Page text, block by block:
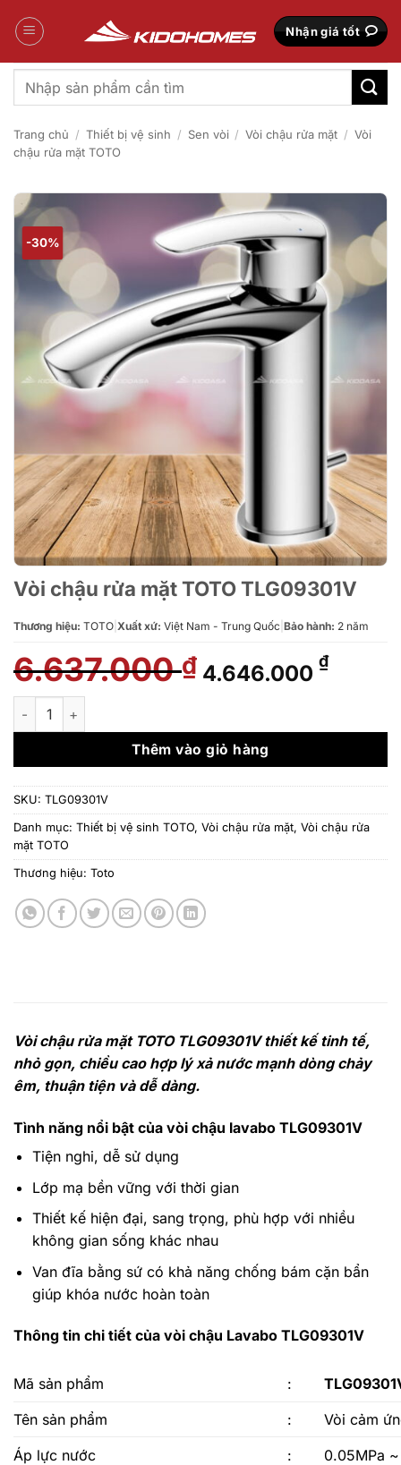
qua
Nhận giá tốt
Tìm
kiếm:
Trang chủ / Thiết bị vệ sinh / Sen vòi / Vòi chậu rửa mặt / Vòi
chậu rửa mặt TOTO
-30%
Vòi chậu rửa mặt TOTO TLG09301V
Thương hiệu: TOTO Xuất xứ: Việt Nam - Trung Quốc Bảo hành: 2 năm
6.637.000₫ Giá
gốc
6.637.000 ₫.
4.646.000 ₫Giá
là:
Vòi chậu rửa mặt TOTO TLG09301V số lượng
Thêm vào giỏ hàng
SKU: TLG09301V
Danh mục: Thiết bị vệ sinh TOTO, Vòi chậu rửa mặt, Vòi chậu rửa
mặt TOTO
Thương hiệu: Toto
Vòi chậu rửa mặt TOTO TLG09301V thiết kế tinh tế,
nhỏ gọn, chiều cao hợp lý xả nước mạnh dòng chảy
êm, thuận tiện và dễ dàng.
Tình năng nổi bật của vòi chậu lavabo TLG09301V
Tiện nghi, dễ sử dụng
Lớp mạ bền vững với thời gian
Thiết kế hiện đại, sang trọng, phù hợp với nhiều
không gian sống khác nhau
Van đĩa bằng sứ có khả năng chống bám cặn bẩn
giúp khóa nước hoàn toàn
Thông tin chi tiết của vòi chậu Lavabo TLG09301V
Mã sản phẩm :
Tên sản phẩm
:
Vòi cảm
Áp lực nước
:
0.05MPa